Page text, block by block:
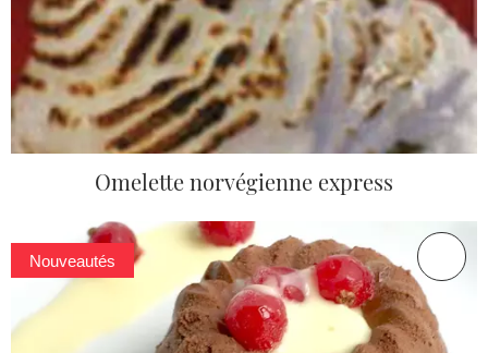
Omelette norvégienne express
Nouveautés